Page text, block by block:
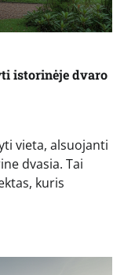
istorinėje dvaro
vieta, alsuojanti
dvasia. Tai
kuris